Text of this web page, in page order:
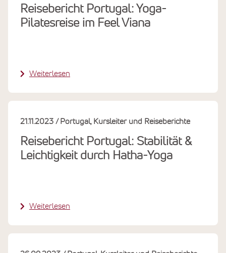
Reisebericht Portugal: Yoga-
Pilatesreise im Feel Viana
Weiterlesen
Reisebericht Portugal: Stabilität &
Leichtigkeit durch Hatha-Yoga
21.11.2023 Portugal Kursleiter und Reiseberichte
Weiterlesen